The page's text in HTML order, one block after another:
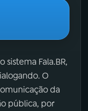
sistema Fala.BR,
O
da
pública, por